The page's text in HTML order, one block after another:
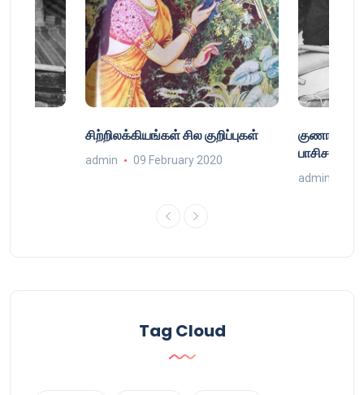
சிற்றிலக்கியங்கள் சில குறிப்புகள்
admin 09 February 2020
குணா :
admin
Tag Cloud